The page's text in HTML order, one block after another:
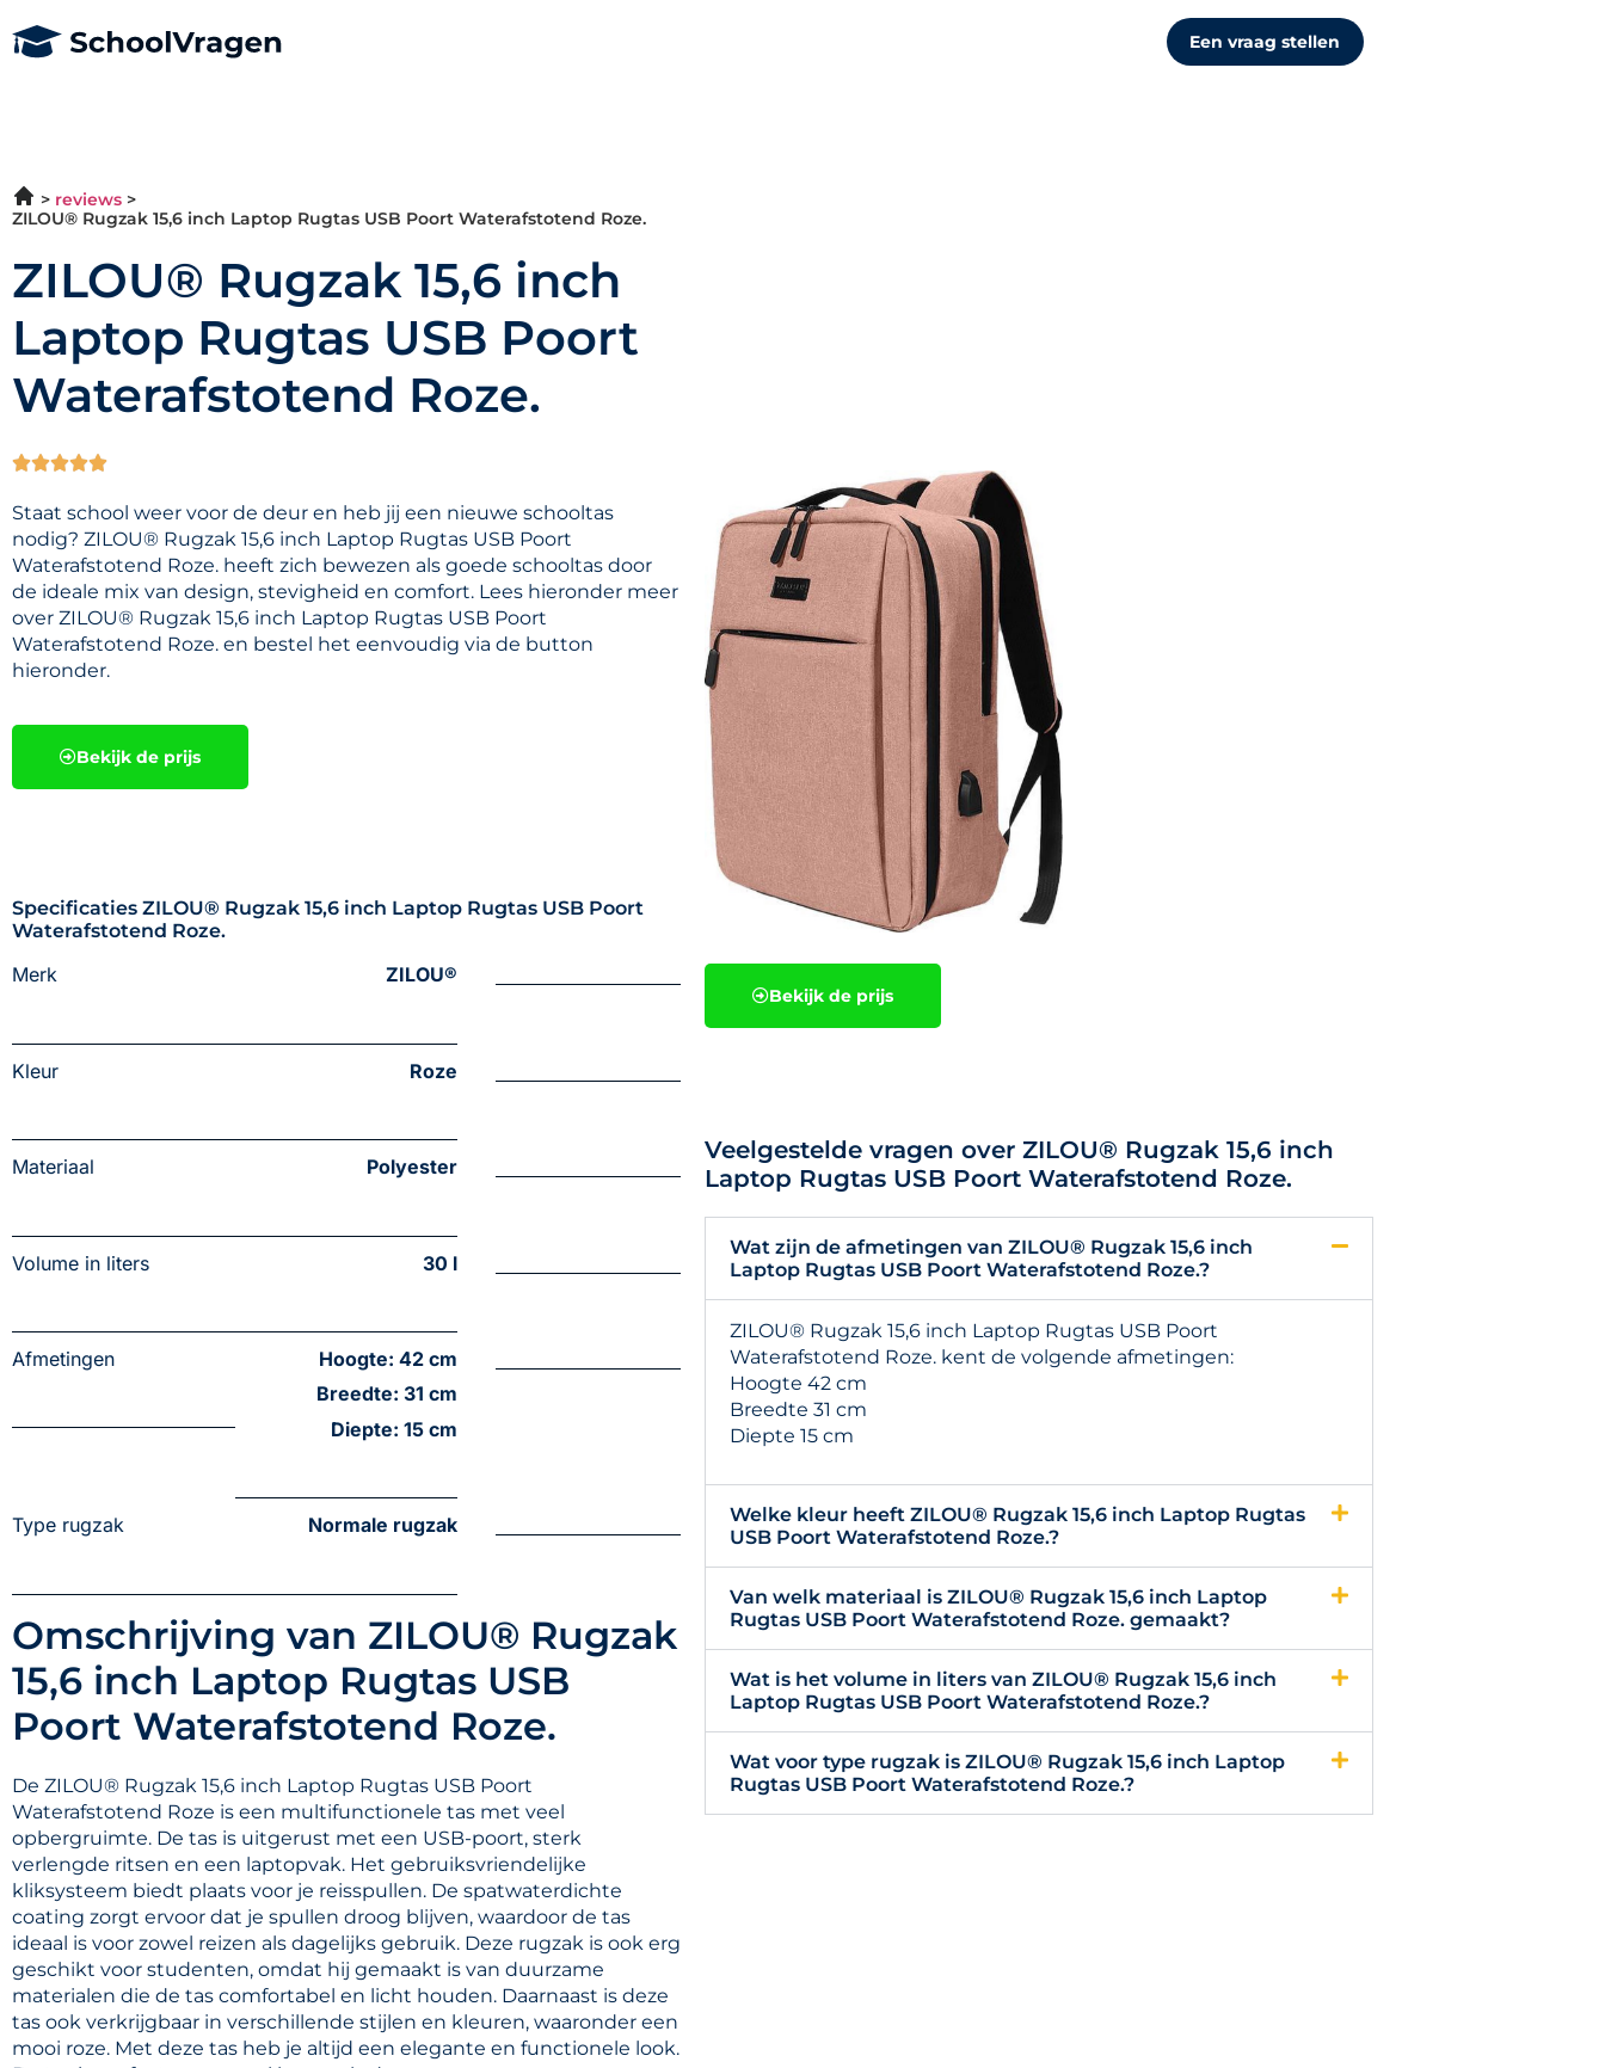
Een vraag stellen
reviews
ZILOU® Rugzak 15,6 inch Laptop Rugtas USB Poort Waterafstotend Roze.
ZILOU® Rugzak 15,6 inch
Laptop Rugtas USB Poort
Waterafstotend Roze.

Staat school weer voor de deur en heb jij een nieuwe schooltas
nodig? ZILOU® Rugzak 15,6 inch Laptop Rugtas USB Poort
Waterafstotend Roze. heeft zich bewezen als goede schooltas door
de ideale mix van design, stevigheid en comfort. Lees hieronder meer
over ZILOU® Rugzak 15,6 inch Laptop Rugtas USB Poort
Waterafstotend Roze. en bestel het eenvoudig via de button
hieronder.
Bekijk de prijs
Specificaties ZILOU® Rugzak 15,6 inch Laptop Rugtas USB Poort
Waterafstotend Roze.
Merk ZILOU®
Kleur Roze
Materiaal Polyester
Volume in liters 30 l
Afmetingen
Hoogte: 42 cm
Breedte: 31 cm
Diepte: 15 cm
Type rugzak Normale rugzak
Omschrijving van ZILOU® Rugzak
15,6 inch Laptop Rugtas USB
Poort Waterafstotend Roze.
De ZILOU® Rugzak 15,6 inch Laptop Rugtas USB Poort
Waterafstotend Roze is een multifunctionele tas met veel
opbergruimte. De tas is uitgerust met een USB-poort, sterk
verlengde ritsen en een laptopvak. Het gebruiksvriendelijke
kliksysteem biedt plaats voor je reisspullen. De spatwaterdichte
coating zorgt ervoor dat je spullen droog blijven, waardoor de tas
ideaal is voor zowel reizen als dagelijks gebruik. Deze rugzak is ook erg
geschikt voor studenten, omdat hij gemaakt is van duurzame
materialen die de tas comfortabel en licht houden. Daarnaast is deze
tas ook verkrijgbaar in verschillende stijlen en kleuren, waaronder een
mooi roze. Met deze tas heb je altijd een elegante en functionele look.
Bekijk de prijs
Veelgestelde vragen over ZILOU® Rugzak 15,6 inch
Laptop Rugtas USB Poort Waterafstotend Roze.
Wat zijn de afmetingen van ZILOU® Rugzak 15,6 inch
Laptop Rugtas USB Poort Waterafstotend Roze.?
ZILOU® Rugzak 15,6 inch Laptop Rugtas USB Poort
Waterafstotend Roze. kent de volgende afmetingen:
Hoogte 42 cm
Breedte 31 cm
Diepte 15 cm
Welke kleur heeft ZILOU® Rugzak 15,6 inch Laptop Rugtas
USB Poort Waterafstotend Roze.?
Van welk materiaal is ZILOU® Rugzak 15,6 inch Laptop
Rugtas USB Poort Waterafstotend Roze. gemaakt?
Wat is het volume in liters van ZILOU® Rugzak 15,6 inch
Laptop Rugtas USB Poort Waterafstotend Roze.?
Wat voor type rugzak is ZILOU® Rugzak 15,6 inch Laptop
Rugtas USB Poort Waterafstotend Roze.?